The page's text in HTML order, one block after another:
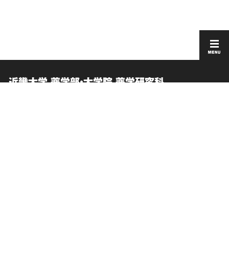
近畿大学 薬学部・大学院 薬学研究科